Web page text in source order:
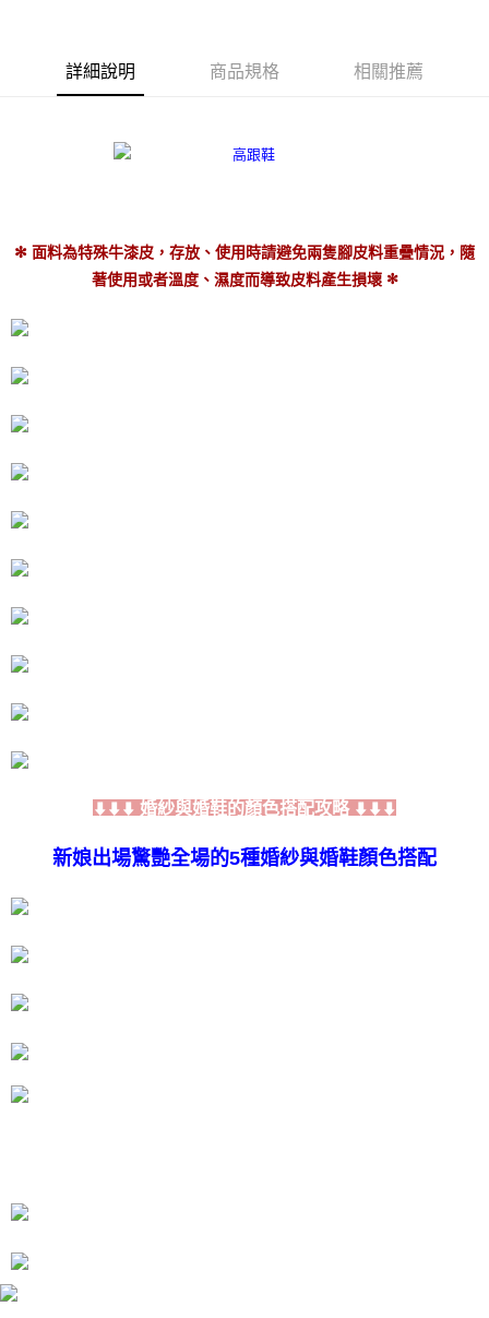
ATM／網路銀行／等多元方式進行付款，方視為交易完成。
※ 請注意：結帳手續完成當下不需立刻繳費，但若您需要取消訂單，請聯絡
購買商品的店家。未經商家同意取消之訂單仍視為有效，需透過AFTEE先享
是否繳費成功／繳費後需取消欲退款等相關疑問，請聯繫「AFTEE先享後付
易，需依本服務之必要範圍內提供個人資料，並將交易相關給付款項請求債
權轉讓予恩沛科技股份有限公司。
３．未成年的使用者請事先徵得法定代理人或監護人之同意方可使用
任。
請求用戶進行身份認證。
恩沛科技股份有限公司將有權停止該用戶之使用額度並採取法律行動。
每筆NT$80，滿NT$3,000(含以上)免運費
詳細說明 商品規格 相關推薦
✻ 面料為特殊牛漆皮，存放、使用時請避免兩隻腳皮料重疊情況，隨
著使用或者溫度、濕度而導致皮料產生損壞 ✻
⬇⬇⬇ 婚紗與婚鞋的顏色搭配攻略 ⬇⬇⬇
新娘出場驚艷全場的5種婚紗與婚鞋顏色搭配